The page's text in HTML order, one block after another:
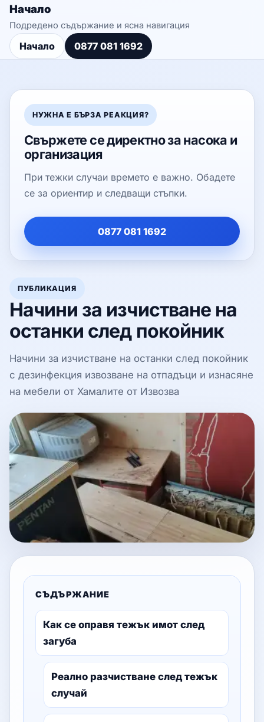
Начало
Подредено съдържание и ясна навигация
Начало 0877 081 1692
ПУБЛИКАЦИЯ
Начини за изчистване на
останки след покойник
Начини за изчистване на останки след покойник
с дезинфекция извозване на отпадъци и изнасяне
на мебели от Хамалите от Извозва
СЪДЪРЖАНИЕ
Как се оправя тежък имот след
загуба
Реално разчистване след тежък
случай
НУЖНА Е БЪРЗА РЕАКЦИЯ?
Свържете се директно за насока и
организация
При тежки случаи времето е важно. Обадете
се за ориентир и следващи стъпки.
0877 081 1692